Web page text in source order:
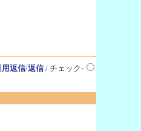
用返信/返信/ チェック-